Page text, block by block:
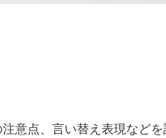
意点、言い替え表現などを